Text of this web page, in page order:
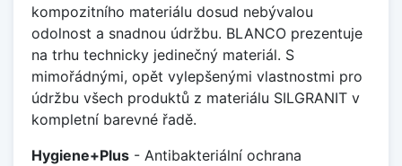
kompozitního materiálu dosud nebývalou
odolnost a snadnou údržbu. BLANCO prezentuje
na trhu technicky jedinečný materiál. S
mimořádnými, opět vylepšenými vlastnostmi pro
údržbu všech produktů z materiálu SILGRANIT v
kompletní barevné řadě.
Hygiene+Plus - Antibakteriální ochrana